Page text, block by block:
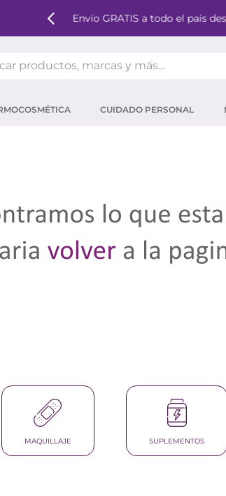
Envío GRATIS a todo el país
CUIDADO PERSONAL
MAQUILLAJE SUPLEMENTOS
proteina
agua micelar